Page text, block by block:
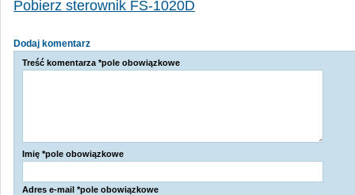
Pobierz sterownik FS-1020D
Dodaj komentarz
Treść komentarza *pole obowiązkowe
Imię *pole obowiązkowe
Adres e-mail *pole obowiązkowe